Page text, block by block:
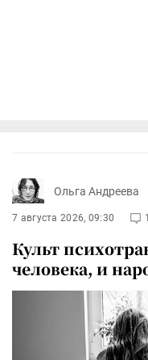
Ольга Андреева
7 августа 2026, 09:30
Культ
человека, и